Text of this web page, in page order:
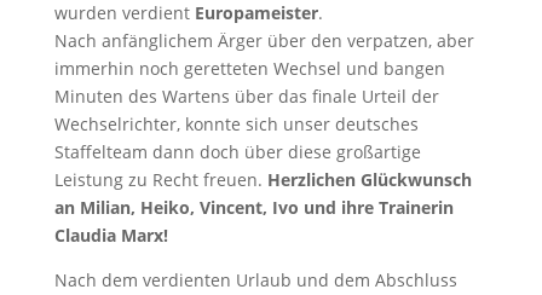
wurden verdient Europameister.
Nach anfänglichem Ärger über den verpatzen, aber
immerhin noch geretteten Wechsel und bangen
Minuten des Wartens über das finale Urteil der
Wechselrichter, konnte sich unser deutsches
Staffelteam dann doch über diese großartige
Leistung zu Recht freuen. Herzlichen Glückwunsch
an Milian, Heiko, Vincent, Ivo und ihre Trainerin
Claudia Marx!
Nach dem verdienten Urlaub und dem Abschluss